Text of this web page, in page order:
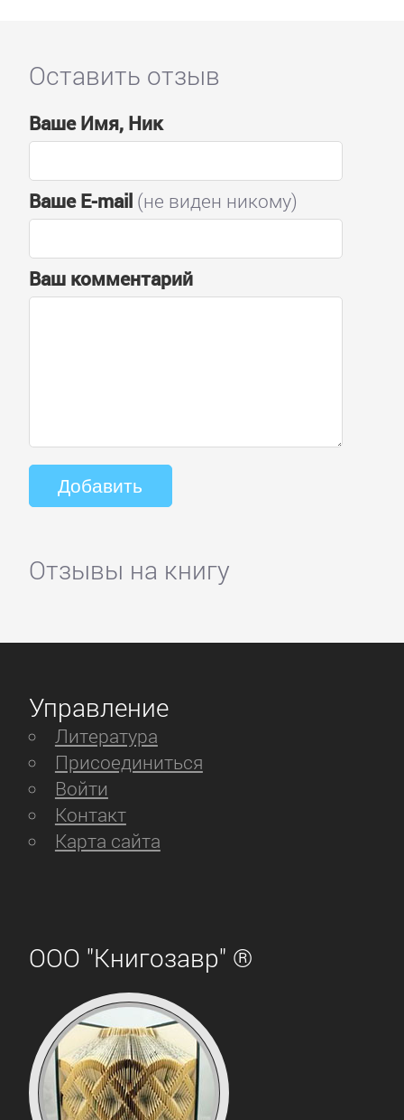
Оставить отзыв
Ваше Имя, Ник
Ваше E-mail(не виден никому)
Ваш комментарий
Отзывы на книгу
Управление
Литература
Присоединиться
Войти
Контакт
Карта сайта
ООО "Книгозавр" ®